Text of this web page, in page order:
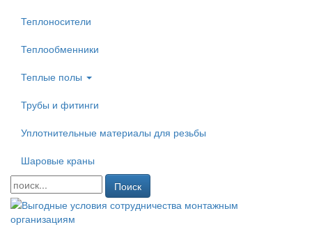
Теплоносители
Теплообменники
Теплые полы
Трубы и фитинги
Уплотнительные материалы для резьбы
Шаровые краны
Поиск